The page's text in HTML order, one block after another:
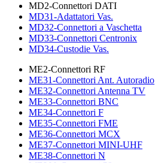
MD2-Connettori DATI
MD31-Adattatori Vas.
MD32-Connettori a Vaschetta
MD33-Connettori Centronix
MD34-Custodie Vas.
ME2-Connettori RF
ME31-Connettori Ant. Autoradio
ME32-Connettori Antenna TV
ME33-Connettori BNC
ME34-Connettori F
ME35-Connettori FME
ME36-Connettori MCX
ME37-Connettori MINI-UHF
ME38-Connettori N